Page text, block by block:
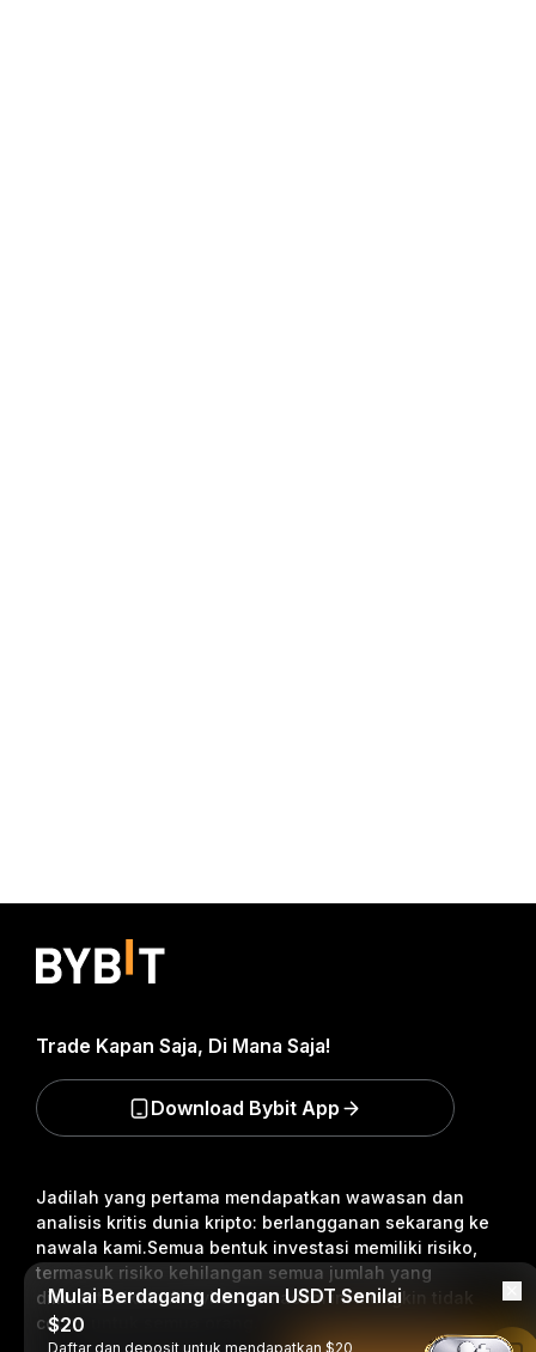
Jadilah yang pertama mendapatkan wawasan dan
analisis kritis dunia kripto: berlangganan sekarang ke
nawala kami.Semua bentuk investasi memiliki risiko,
termasuk risiko kehilangan semua jumlah yang
diinvestasikan. Aktivitas semacam ini mungkin tidak
cocok untuk semua orang.
Trade Kapan Saja, Di Mana Saja!
Download Bybit App
Mulai Berdagang dengan USDT Senilai
$20
Daftar dan deposit untuk mendapatkan $20